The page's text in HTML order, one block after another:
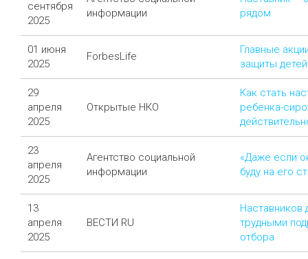
сентября
2025
информации
рядом
01 июня
2025
ForbesLife
Главные
защиты детей
29
апреля
2025
Открытые НКО
Как стать
ребенка-
23
апреля
2025
Агентство социальной
информации
«Даже если
буду на его
13
апреля
2025
ВЕСТИ RU
Наставников
трудными
отбора